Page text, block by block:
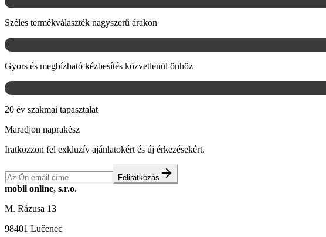
Széles termékválaszték nagyszerű árakon
Gyors és megbízható kézbesítés közvetlenül önhöz
20 év szakmai tapasztalat
Maradjon naprakész
Iratkozzon fel exkluzív ajánlatokért és új érkezésekért.
Feliratkozás
mobil online, s.r.o.
M. Rázusa 13
98401 Lučenec